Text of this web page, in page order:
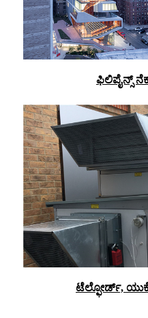
ಫಿಲಿಪೈನ್ಸ್
ಟೆಲ್ಫೋರ್ಡ್,